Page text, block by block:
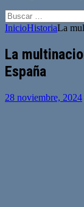
Buscar:
InicioHistoriaLa
La
España
28 noviembre, 2024